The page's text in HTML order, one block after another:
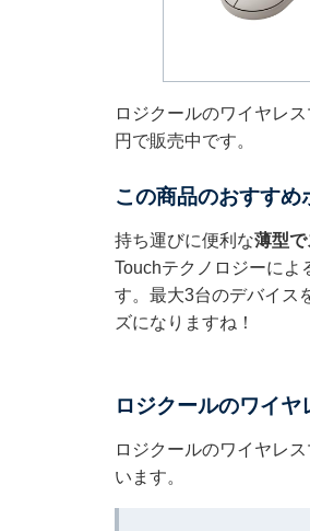
ロジクールのワイヤレ
円で販売中です。
この商品のおすすめ
持ち運びに便利な薄型
Touchテクノロジーによ
す。最大3台のデバイス
ズになりますね！
ロジクールのワイ
ロジクールのワイヤレ
います。